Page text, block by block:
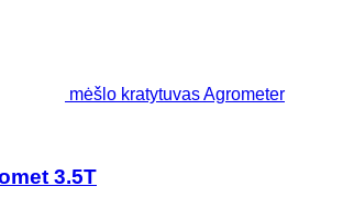
mėšlo kratytuvas Agrometer
3.5T